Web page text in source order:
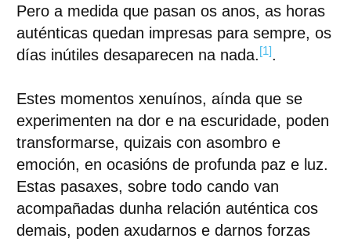
Pero a medida que pasan os anos, as horas
auténticas quedan impresas para sempre, os
días inútiles desaparecen na nada.[1].
Estes momentos xenuínos, aínda que se
experimenten na dor e na escuridade, poden
transformarse, quizais con asombro e
emoción, en ocasións de profunda paz e luz.
Estas pasaxes, sobre todo cando van
acompañadas dunha relación auténtica cos
demais, poden axudarnos e darnos forzas